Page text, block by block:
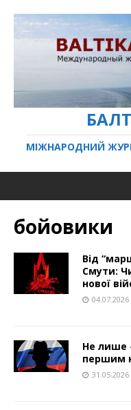
МІЖНАРОДНИЙ
бойовики
Від
Смути:
нової
04.07.2026
Не лише
першим
31.05.2026